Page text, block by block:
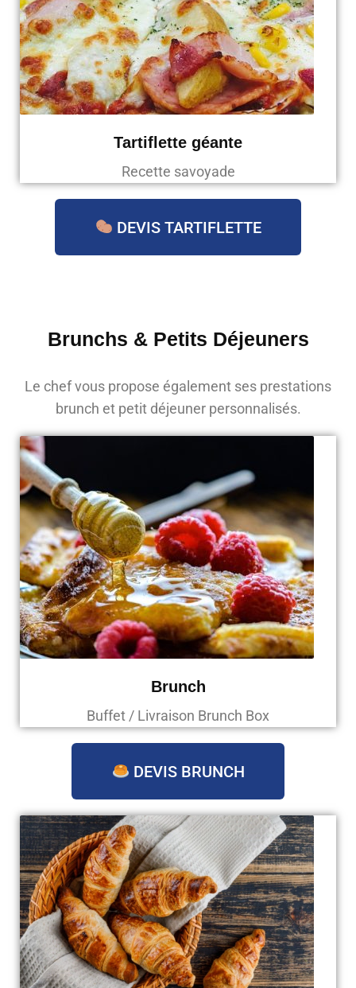
Tartiflette géante
Recette savoyade
DEVIS TARTIFLETTE
Brunchs & Petits Déjeuners
Le chef vous propose également ses prestations
brunch et petit déjeuner personnalisés.
Brunch
Buffet / Livraison Brunch Box
DEVIS BRUNCH